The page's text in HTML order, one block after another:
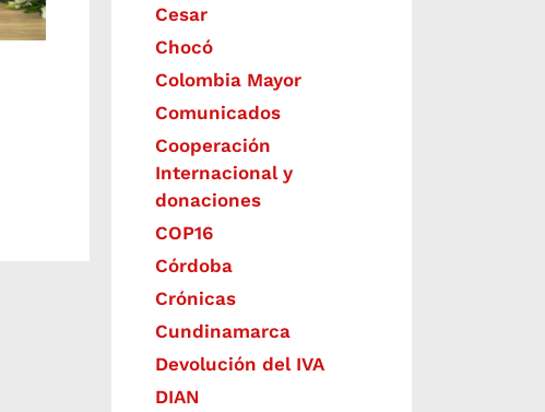
Cesar
Chocó
Colombia Mayor
Comunicados
Cooperación
Internacional y
donaciones
COP16
Córdoba
Crónicas
Cundinamarca
Devolución del IVA
DIAN